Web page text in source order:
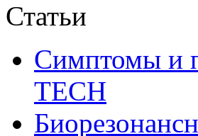
Статьи
Симптомы и
ТЕСН